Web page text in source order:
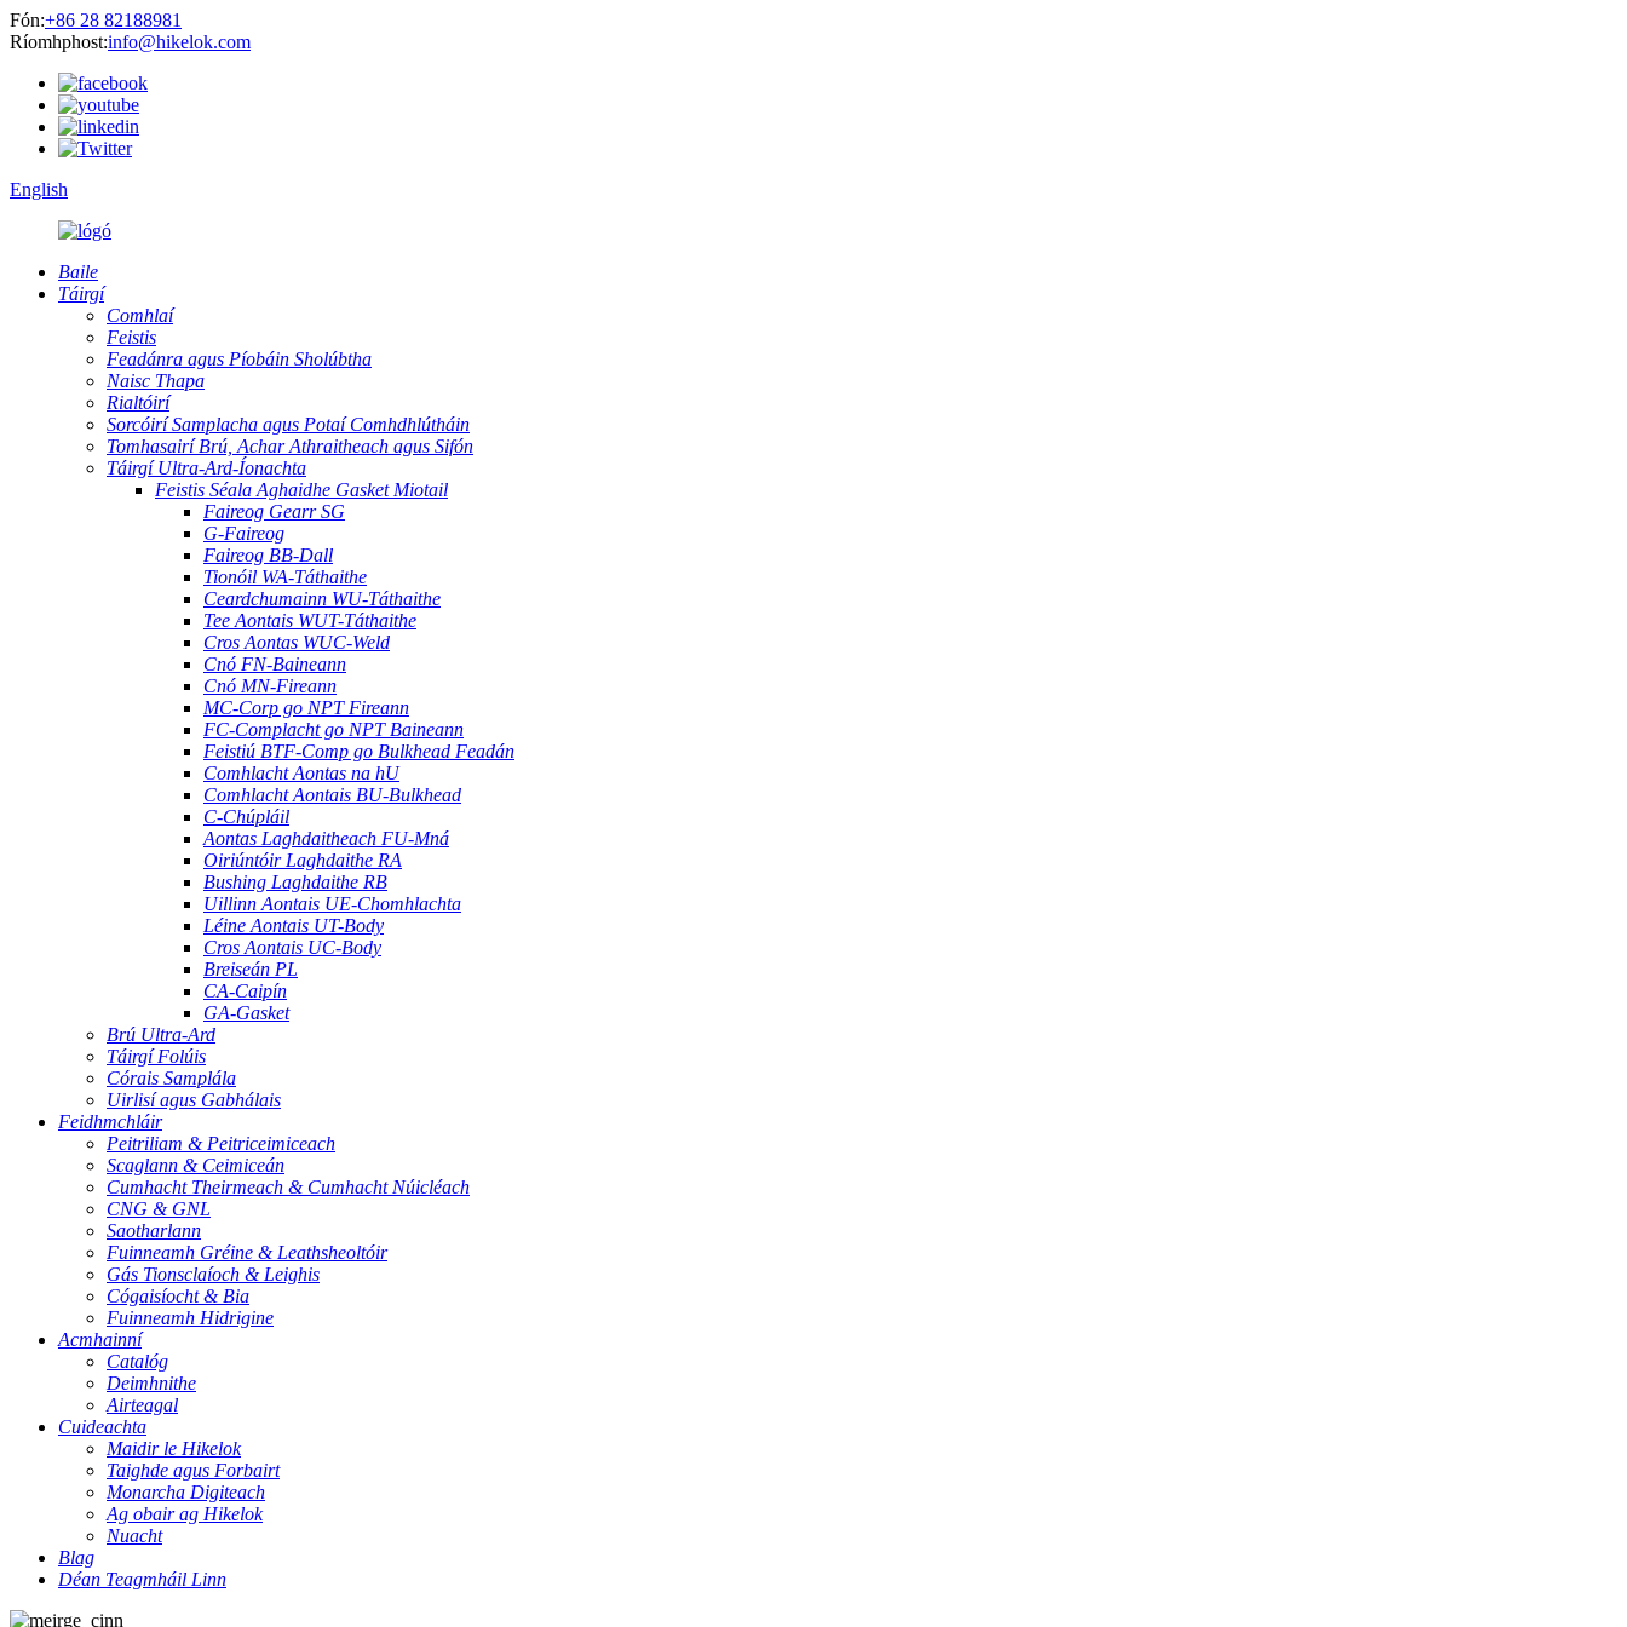
Fón:+86 28 82188981
Ríomhphost:info@hikelok.com
English
Baile
Táirgí
Comhlaí
Feistis
Feadánra agus Píobáin Sholúbtha
Naisc Thapa
Rialtóirí
Sorcóirí Samplacha agus Potaí Comhdhlútháin
Tomhasairí Brú, Achar Athraitheach agus Sifón
Táirgí Ultra-Ard-Íonachta
Feistis Séala Aghaidhe Gasket Miotail
Faireog Gearr SG
G-Faireog
Faireog BB-Dall
Tionóil WA-Táthaithe
Ceardchumainn WU-Táthaithe
Tee Aontais WUT-Táthaithe
Cros Aontas WUC-Weld
Cnó FN-Baineann
Cnó MN-Fireann
MC-Corp go NPT Fireann
FC-Complacht go NPT Baineann
Feistiú BTF-Comp go Bulkhead Feadán
Comhlacht Aontas na hU
Comhlacht Aontais BU-Bulkhead
C-Chúpláil
Aontas Laghdaitheach FU-Mná
Oiriúntóir Laghdaithe RA
Bushing Laghdaithe RB
Uillinn Aontais UE-Chomhlachta
Léine Aontais UT-Body
Cros Aontais UC-Body
Breiseán PL
CA-Caipín
GA-Gasket
Brú Ultra-Ard
Táirgí Folúis
Córais Samplála
Uirlisí agus Gabhálais
Feidhmchláir
Peitriliam & Peitriceimiceach
Scaglann & Ceimiceán
Cumhacht Theirmeach & Cumhacht Núicléach
CNG & GNL
Saotharlann
Fuinneamh Gréine & Leathsheoltóir
Gás Tionsclaíoch & Leighis
Cógaisíocht & Bia
Fuinneamh Hidrigine
Acmhainní
Catalóg
Deimhnithe
Airteagal
Cuideachta
Maidir le Hikelok
Taighde agus Forbairt
Monarcha Digiteach
Ag obair ag Hikelok
Nuacht
Blag
Déan Teagmháil Linn